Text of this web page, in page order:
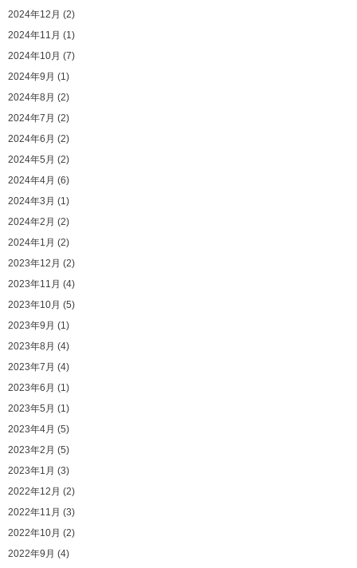
2024年12月 (2)
2024年11月 (1)
2024年10月 (7)
2024年9月 (1)
2024年8月 (2)
2024年7月 (2)
2024年6月 (2)
2024年5月 (2)
2024年4月 (6)
2024年3月 (1)
2024年2月 (2)
2024年1月 (2)
2023年12月 (2)
2023年11月 (4)
2023年10月 (5)
2023年9月 (1)
2023年8月 (4)
2023年7月 (4)
2023年6月 (1)
2023年5月 (1)
2023年4月 (5)
2023年2月 (5)
2023年1月 (3)
2022年12月 (2)
2022年11月 (3)
2022年10月 (2)
2022年9月 (4)